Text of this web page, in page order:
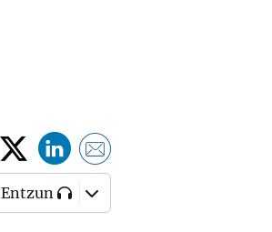
Entzun